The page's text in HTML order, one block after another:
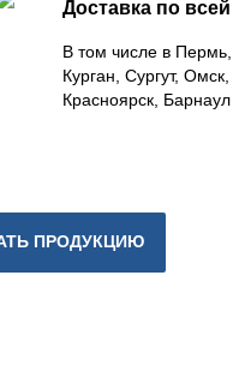
Доставка по
В том числе в
Курган, Сургут,
Красноярск, Барнаул
ПРОДУКЦИЮ